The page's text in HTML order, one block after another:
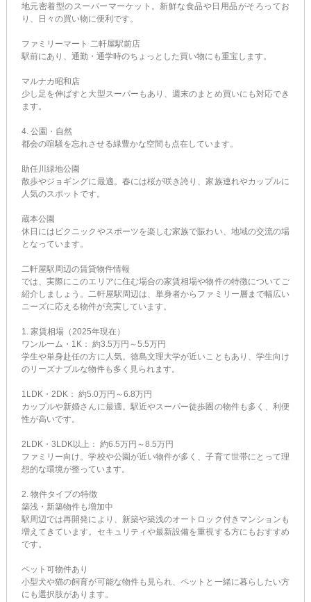
地元密着型のスーパーマーケット。新鮮な食品や日用品がそろってお
り、日々の買い物に便利です。
ファミリーマート 二軒屋駅前店
駅前にあり、通勤・通学時のちょっとした買い物にも重宝します。
マルナカ昭和店
少し足を伸ばすと大型スーパーもあり、週末のまとめ買いにも対応でき
ます。
4. 公園・自然
都会の喧騒を忘れさせる緑豊かな空間も点在しています。
助任川緑地公園
散歩やジョギングに最適。春には桜が咲き誇り、家族連れやカップルに
人気のスポットです。
蔵本公園
休日にはピクニックやスポーツを楽しむ家族で賑わい、地域の交流の場
となっています。
二軒屋駅周辺の賃貸物件情報
では、実際にこのエリアに住む場合の家賃相場や物件の特徴についてご
紹介しましょう。二軒屋駅周辺は、単身者からファミリー層まで幅広い
ニーズに応える物件が充実しています。
1. 家賃相場（2025年現在）
ワンルーム・1K： 約3.5万円～5.5万円
学生や単身赴任の方に人気。徳島文理大学が近いこともあり、学生向け
のリーズナブルな物件も多く見られます。
1LDK・2DK： 約5.0万円～6.8万円
カップルや新婚さんに最適。駅近やスーパー徒歩圏の物件も多く、利便
性が高いです。
2LDK・3LDK以上： 約6.5万円～8.5万円
ファミリー向け。学校や公園が近い物件が多く、子育て世帯にとって理
想的な環境が整っています。
2. 物件タイプの特徴
築浅・新築物件も増加中
駅周辺では再開発により、新築や築浅のオートロック付きマンションも
増えてきています。セキュリティや最新設備を重視する方にもおすすめ
です。
ペット可物件あり
小型犬や猫の飼育が可能な物件も見られ、ペットと一緒に暮らしたい方
にも選択肢があります。